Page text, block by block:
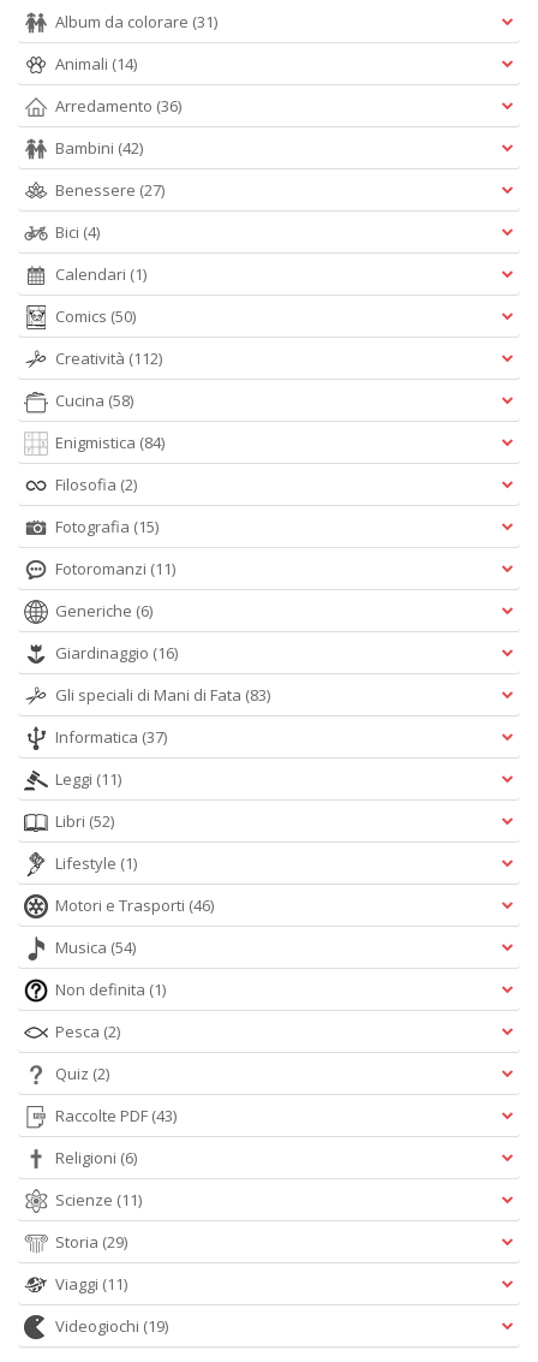
Album da colorare (31)
Animali (14)
Arredamento (36)
Bambini (42)
Benessere (27)
Bici (4)
Calendari (1)
Comics (50)
Creatività (112)
Cucina (58)
Enigmistica (84)
Filosofia (2)
Fotografia (15)
Fotoromanzi (11)
Generiche (6)
Giardinaggio (16)
Gli speciali di Mani di Fata (83)
Informatica (37)
Leggi (11)
Libri (52)
Lifestyle (1)
Motori e Trasporti (46)
Musica (54)
Non definita (1)
Pesca (2)
Quiz (2)
Raccolte PDF (43)
Religioni (6)
Scienze (11)
Storia (29)
Viaggi (11)
Videogiochi (19)